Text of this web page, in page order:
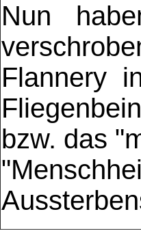
Nun
Flannery
bzw. das